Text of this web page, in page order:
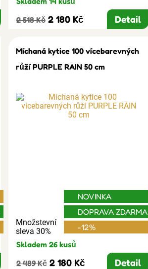
2 518 Kč 2 180 Kč Detail
Míchaná kytice 100 vícebarevných
růží PURPLE RAIN 50 cm
Množstevní
sleva 30%
NOVINKA
DOPRAVA ZDARMA
-12%
Skladem 26 kusů
2 489 Kč 2 180 Kč Detail